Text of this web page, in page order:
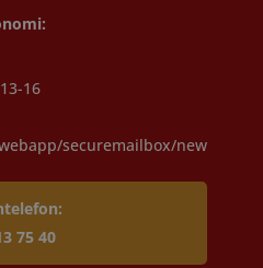
16
securemailbox/new
75 40